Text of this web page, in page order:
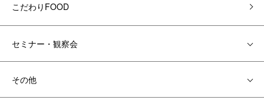
こだわりFOOD
セミナー・観察会
その他